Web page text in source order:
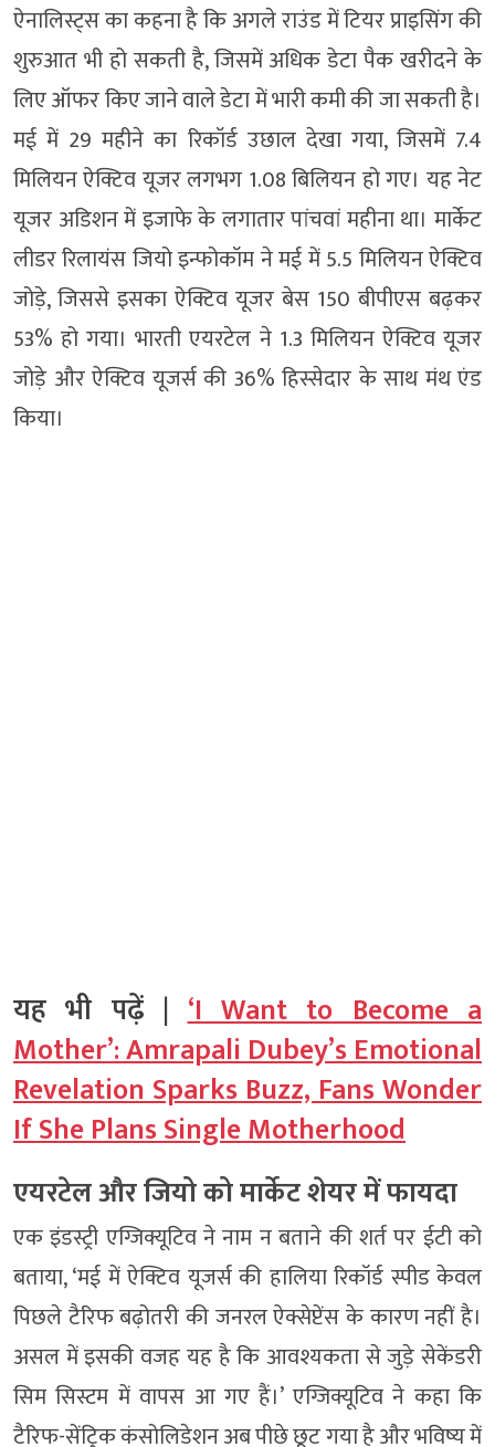
ऐनालिस्ट्स का कहना है कि अगले राउंड में टियर प्राइसिंग की
शुरुआत भी हो सकती है, जिसमें अधिक डेटा पैक खरीदने के
लिए ऑफर किए जाने वाले डेटा में भारी कमी की जा सकती है।
मई में 29 महीने का रिकॉर्ड उछाल देखा गया, जिसमें 7.4
मिलियन ऐक्टिव यूजर लगभग 1.08 बिलियन हो गए। यह नेट
यूजर अडिशन में इजाफे के लगातार पांचवां महीना था। मार्केट
लीडर रिलायंस जियो इन्फोकॉम ने मई में 5.5 मिलियन ऐक्टिव
जोड़े, जिससे इसका ऐक्टिव यूजर बेस 150 बीपीएस बढ़कर
53% हो गया। भारती एयरटेल ने 1.3 मिलियन ऐक्टिव यूजर
जोड़े और ऐक्टिव यूजर्स की 36% हिस्सेदार के साथ मंथ एंड
किया।
यह भी पढ़ें |‘I Want to Become a
Mother’: Amrapali Dubey’s Emotional
Revelation Sparks Buzz, Fans Wonder
If She Plans Single Motherhood
एयरटेल और जियो को मार्केट शेयर में फायदा
एक इंडस्ट्री एग्जिक्यूटिव ने नाम न बताने की शर्त पर ईटी को
बताया, ‘मई में ऐक्टिव यूजर्स की हालिया रिकॉर्ड स्पीड केवल
पिछले टैरिफ बढ़ोतरी की जनरल ऐक्सेप्टेंस के कारण नहीं है।
असल में इसकी वजह यह है कि आवश्यकता से जुड़े सेकेंडरी
सिम सिस्टम में वापस आ गए हैं।’ एग्जिक्यूटिव ने कहा कि
टैरिफ-सेंट्रिक कंसोलिडेशन अब पीछे छूट गया है और भविष्य में